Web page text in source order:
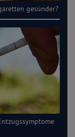
gesünder?